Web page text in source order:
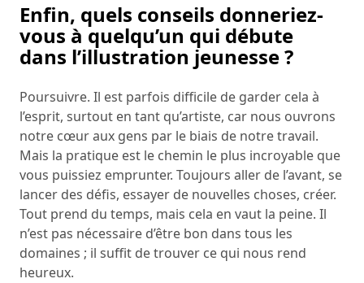
Enfin, quels conseils donneriez-
vous à quelqu’un qui débute
dans l’illustration jeunesse ?
Poursuivre. Il est parfois difficile de garder cela à
l’esprit, surtout en tant qu’artiste, car nous ouvrons
notre cœur aux gens par le biais de notre travail.
Mais la pratique est le chemin le plus incroyable que
vous puissiez emprunter. Toujours aller de l’avant, se
lancer des défis, essayer de nouvelles choses, créer.
Tout prend du temps, mais cela en vaut la peine. Il
n’est pas nécessaire d’être bon dans tous les
domaines ; il suffit de trouver ce qui nous rend
heureux.